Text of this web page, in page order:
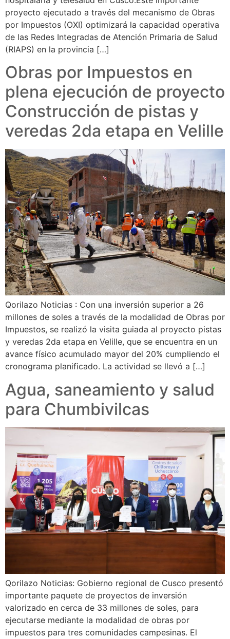
proyecto ejecutado a través del mecanismo de Obras
por Impuestos (OXI) optimizará la capacidad operativa
de las Redes Integradas de Atención Primaria de Salud
(RIAPS) en la provincia […]
Obras por Impuestos en
plena ejecución de proyecto
Construcción de pistas y
veredas 2da etapa en Velille
Qorilazo Noticias : Con una inversión superior a 26
millones de soles a través de la modalidad de Obras por
Impuestos, se realizó la visita guiada al proyecto pistas
y veredas 2da etapa en Velille, que se encuentra en un
avance físico acumulado mayor del 20% cumpliendo el
cronograma planificado. La actividad se llevó a […]
Agua, saneamiento y salud
para Chumbivilcas
Qorilazo Noticias: Gobierno regional de Cusco presentó
importante paquete de proyectos de inversión
valorizado en cerca de 33 millones de soles, para
ejecutarse mediante la modalidad de obras por
impuestos para tres comunidades campesinas. El